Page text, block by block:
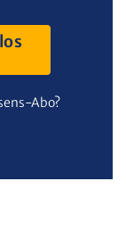
Abo?